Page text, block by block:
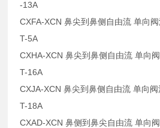
-13A
CXFA-XCN 鼻尖到鼻侧自由流 单向
T-5A
CXHA-XCN 鼻尖到鼻侧自由流 单向
T-16A
CXJA-XCN 鼻尖到鼻侧自由流 单向
T-18A
CXAD-XCN 鼻侧到鼻尖自由流 单向